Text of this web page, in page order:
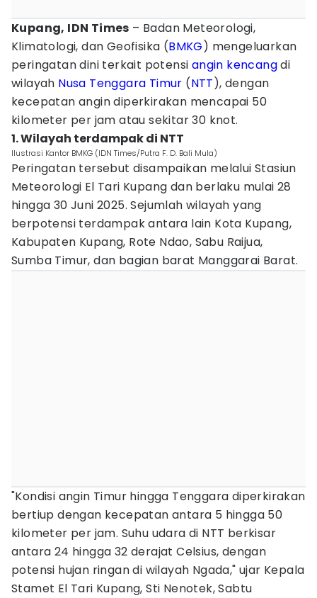
Kupang, IDN Times – Badan Meteorologi,
Klimatologi, dan Geofisika (BMKG) mengeluarkan
peringatan dini terkait potensi angin kencangdi
wilayah Nusa Tenggara Timur (NTT), dengan
kecepatan angin diperkirakan mencapai 50
kilometer per jam atau sekitar 30 knot.
1. Wilayah terdampak di NTT
Ilustrasi Kantor BMKG (IDN Times/Putra F. D. Bali Mula)
Peringatan tersebut disampaikan melalui Stasiun
Meteorologi El Tari Kupang dan berlaku mulai 28
hingga 30 Juni 2025. Sejumlah wilayah yang
berpotensi terdampak antara lain Kota Kupang,
Kabupaten Kupang, Rote Ndao, Sabu Raijua,
Sumba Timur, dan bagian barat Manggarai Barat.
"Kondisi angin Timur hingga Tenggara diperkirakan
bertiup dengan kecepatan antara 5 hingga 50
kilometer per jam. Suhu udara di NTT berkisar
antara 24 hingga 32 derajat Celsius, dengan
potensi hujan ringan di wilayah Ngada," ujar Kepala
Stamet El Tari Kupang, Sti Nenotek, Sabtu